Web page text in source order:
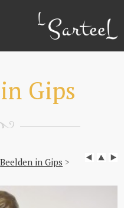
Gips
Beelden in Gips >